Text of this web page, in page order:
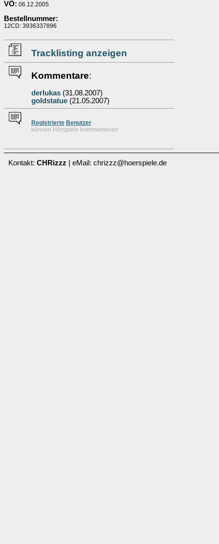
VÖ: 06.12.2005
Bestellnummer:
12CD: 3936337896
Tracklisting anzeigen
Kommentare:
derlukas (31.08.2007)
goldstatue (21.05.2007)
Registrierte Benutzer
können Hörspiele kommentieren
Kontakt: CHRizzz | eMail: chrizzz@hoerspiele.de